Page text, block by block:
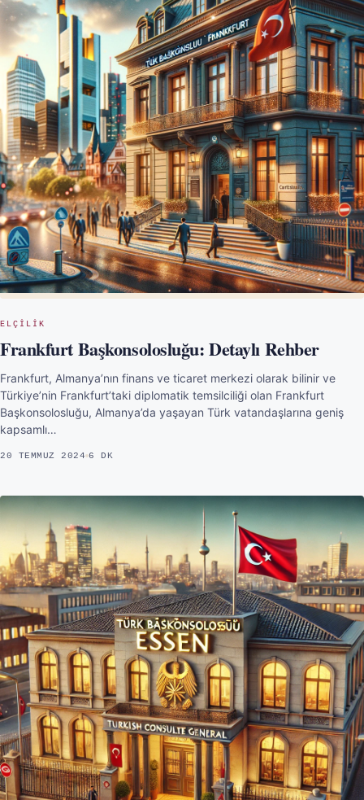
ELÇILIK
Frankfurt Başkonsolosluğu: Detaylı Rehber
Frankfurt, Almanya’nın finans ve ticaret merkezi olarak bilinir ve
Türkiye’nin Frankfurt’taki diplomatik temsilciliği olan Frankfurt
Başkonsolosluğu, Almanya’da yaşayan Türk vatandaşlarına geniş
kapsamlı…
20 TEMMUZ 2024 6 DK